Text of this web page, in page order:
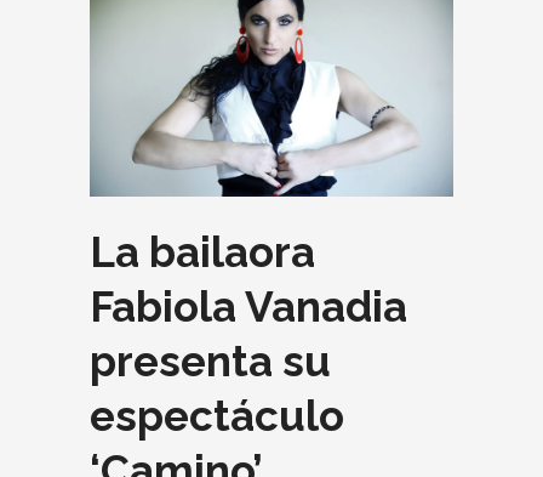
La bailaora
Fabiola Vanadia
presenta su
espectáculo